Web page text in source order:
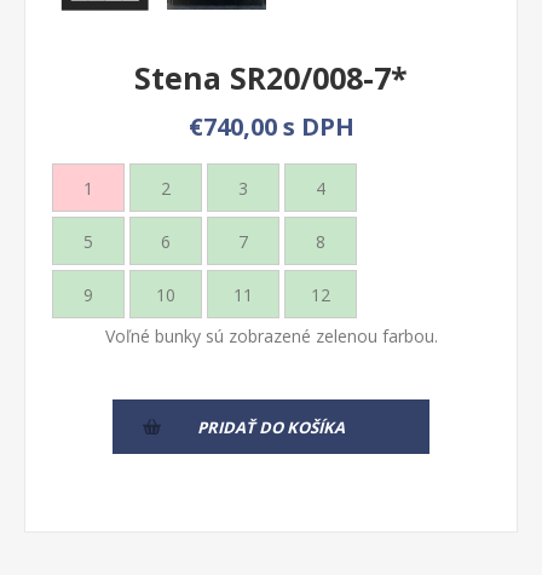
Stena SR20/008-7*
€740,00 s DPH
1 2 3 4
5 6 7 8
9 10 11
12
Voľné bunky sú zobrazené zelenou farbou.
PRIDAŤ DO KOŠÍKA